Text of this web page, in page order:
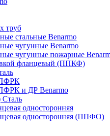
труб
стальные Benarmo
чугунные Benarmo
чугунные пожарные
фланцевый (ППКФ)
ПФРК
и ДР Benarmo
односторонняя
односторонняя (ППФО)